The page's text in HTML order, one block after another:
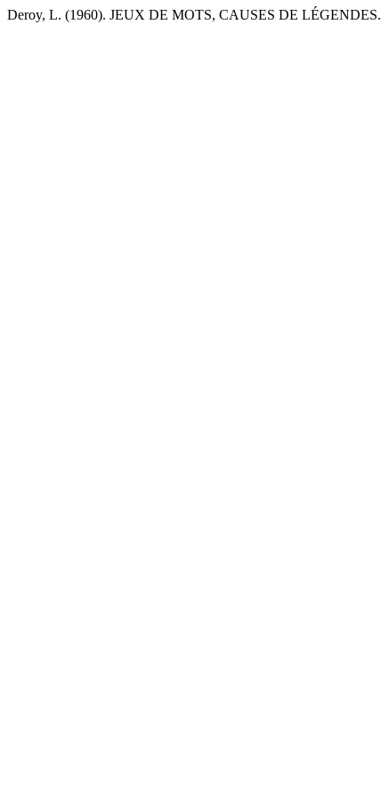
Deroy, L. (1960). JEUX DE MOTS, CAUSES DE LÉGENDES.